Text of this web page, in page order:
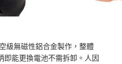
級無磁性鋁合金製作，整體
即能更換電池不需拆卸。人因